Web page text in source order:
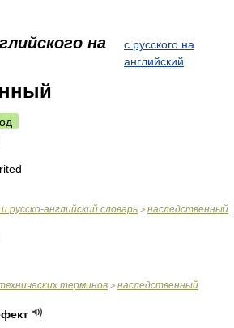
на
с русского на
английский
русско-английский словарь > наследственный
терминов > наследственный